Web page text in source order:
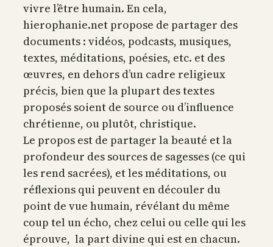
vivre l’être humain. En cela,
hierophanie.net propose de partager des
documents : vidéos, podcasts, musiques,
textes, méditations, poésies, etc. et des
œuvres, en dehors d’un cadre religieux
précis, bien que la plupart des textes
proposés soient de source ou d’influence
chrétienne, ou plutôt, christique.
Le propos est de partager la beauté et la
profondeur des sources de sagesses (ce qui
les rend sacrées), et les méditations, ou
réflexions qui peuvent en découler du
point de vue humain, révélant du même
coup tel un écho, chez celui ou celle qui les
éprouve, la part divine qui est en chacun.